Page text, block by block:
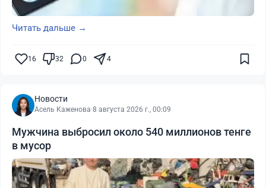
Читать дальше →
16 32 0 4
Новости
Асель Каженова·8 августа 2026 г., 00:09
Мужчина выбросил около 540 миллионов тенге
в мусор